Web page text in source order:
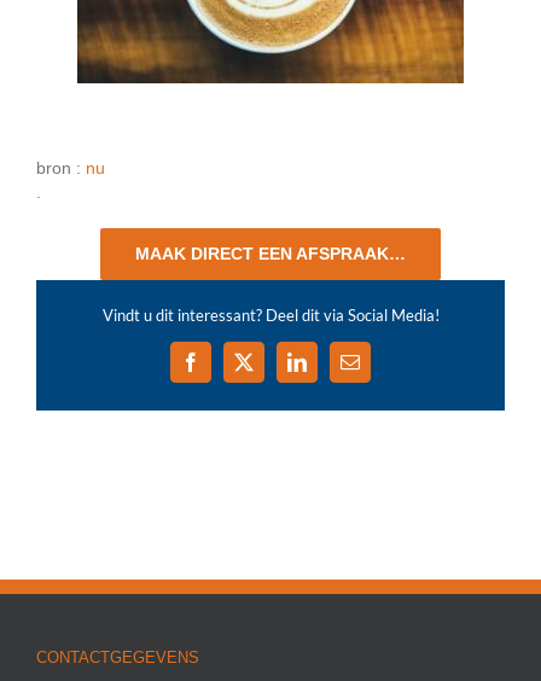
bron : nu
.
MAAK DIRECT EEN AFSPRAAK…
Vindt u dit interessant? Deel dit via Social Media!
Facebook
X LinkedIn
E-
mail
CONTACTGEGEVENS